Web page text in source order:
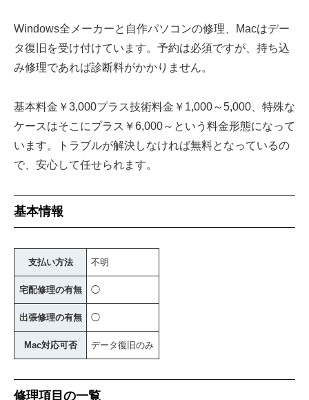
Windows全メーカーと自作パソコンの修理、Macはデー
タ復旧を受け付けています。予約は必須ですが、持ち込
み修理であれば診断料がかかりません。
基本料金￥3,000プラス技術料金￥1,000～5,000、特殊な
ケースはそこにプラス￥6,000～という料金形態になって
います。トラブルが解決しなければ無料となっているの
で、安心して任せられます。
基本情報
支払い方法 不明
宅配修理の有無 ◯
出張修理の有無 ◯
Mac対応可否 データ復旧のみ
修理項目の一覧